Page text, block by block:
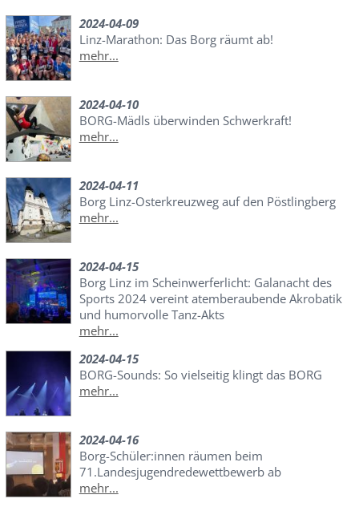
2024-04-09
Linz-Marathon: Das Borg räumt ab!
mehr...
2024-04-10
BORG-Mädls überwinden Schwerkraft!
mehr...
2024-04-11
Borg Linz-Osterkreuzweg auf den Pöstlingberg
mehr...
2024-04-15
Borg Linz im Scheinwerferlicht: Galanacht des
Sports 2024 vereint atemberaubende Akrobatik
und humorvolle Tanz-Akts
mehr...
2024-04-15
BORG-Sounds: So vielseitig klingt das BORG
mehr...
2024-04-16
Borg-Schüler:innen räumen beim
71.Landesjugendredewettbewerb ab
mehr...